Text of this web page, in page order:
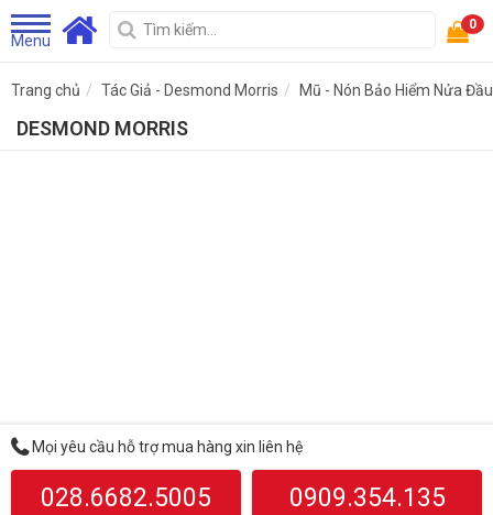
Menu
0
Trang chủ Tác Giả - Desmond Morris Mũ - Nón Bảo Hiểm Nửa
DESMOND MORRIS
Mọi yêu cầu hỗ trợ mua hàng xin liên hệ
028.6682.5005 0909.354.135